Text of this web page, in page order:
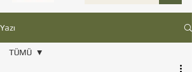
Yazı
TÜMÜ